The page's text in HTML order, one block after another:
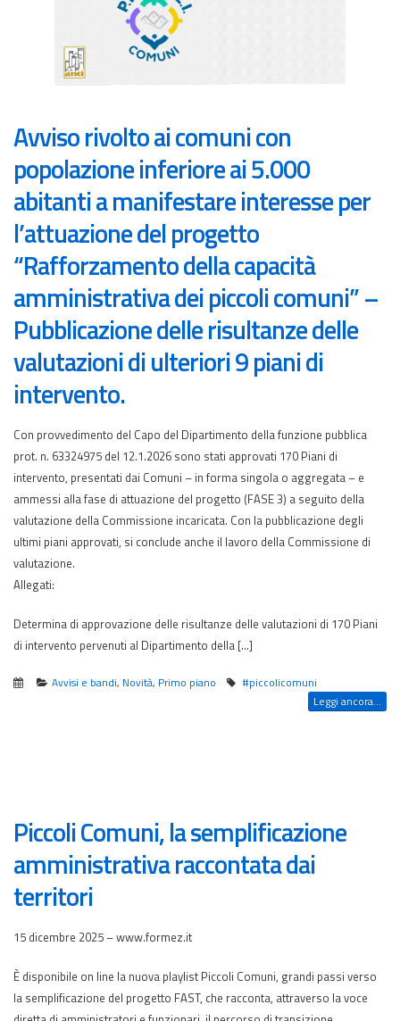
Avviso rivolto ai comuni con
popolazione inferiore ai 5.000
abitanti a manifestare interesse per
l’attuazione del progetto
“Rafforzamento della capacità
amministrativa dei piccoli comuni” –
Pubblicazione delle risultanze delle
valutazioni di ulteriori 9 piani di
intervento.
Con provvedimento del Capo del Dipartimento della funzione pubblica
prot. n. 63324975 del 12.1.2026 sono stati approvati 170 Piani di
intervento, presentati dai Comuni – in forma singola o aggregata – e
ammessi alla fase di attuazione del progetto (FASE 3) a seguito della
valutazione della Commissione incaricata. Con la pubblicazione degli
ultimi piani approvati, si conclude anche il lavoro della Commissione di
valutazione.
Allegati:
Determina di approvazione delle risultanze delle valutazioni di 170 Piani
di intervento pervenuti al Dipartimento della […]
Avvisi e bandi, Novità, Primo piano #piccolicomuni
Leggi ancora...
Piccoli Comuni, la semplificazione
amministrativa raccontata dai
territori